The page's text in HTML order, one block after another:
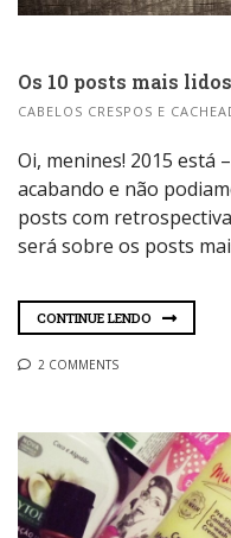
Os 10 posts mais
CABELOS CRESPOS E
Oi, menines! 2015 está
acabando e não
posts com
será sobre os posts
CONTINUE LENDO
2 COMMENTS